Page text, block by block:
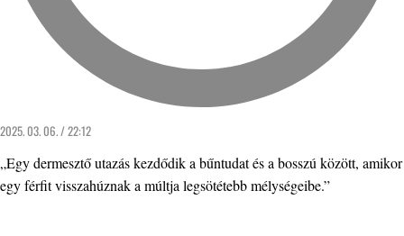
2025. 03. 06. / 22:12
„Egy dermesztő utazás kezdődik a bűntudat és a bosszú között, amikor
egy férfit visszahúznak a múltja legsötétebb mélységeibe.”